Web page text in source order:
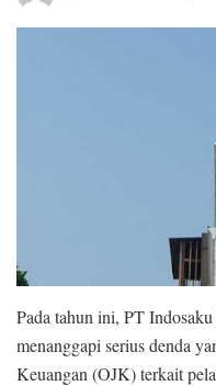
Pada tahun ini, PT
menanggapi serius denda
Keuangan (OJK) terkait